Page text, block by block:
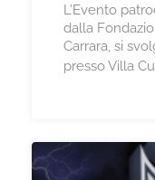
L’Evento
dalla
Carrara, si
presso Villa